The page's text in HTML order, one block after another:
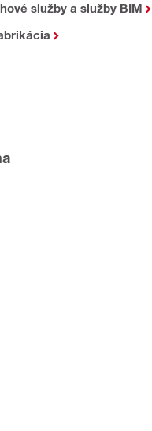
služby a služby BIM